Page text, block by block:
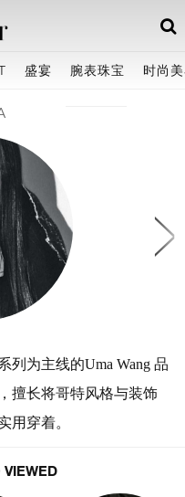
盛宴 腕表珠宝 时尚
列为主线的Uma Wang 品
擅长将哥特风格与装饰
用穿着。